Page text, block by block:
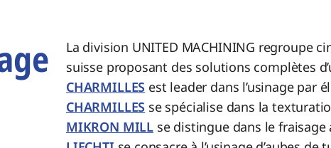
La division UNITED MACHINING regroupe
suisse proposant des solutions complètes
CHARMILLES est leader dans l’usinage par
CHARMILLES se spécialise dans la
MIKRON MILL se distingue dans le fraisage